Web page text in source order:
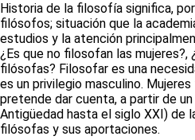
Historia de la filosofía significa,
filósofos; situación que la
estudios y la atención
¿Es que no filosofan las mujeres?,
filósofas? Filosofar es una
es un privilegio masculino.
pretende dar cuenta, a partir de
Antigüedad hasta el siglo XXI) de
filósofas y sus aportaciones.